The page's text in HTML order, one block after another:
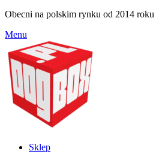
Obecni na polskim rynku od 2014 roku
Menu
Sklep